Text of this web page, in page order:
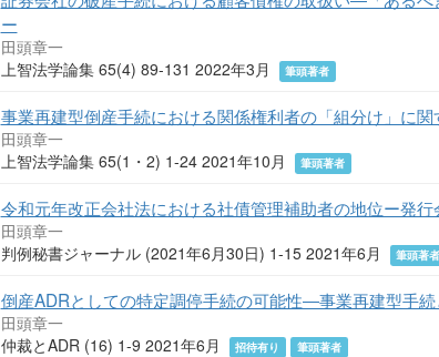
ー
田頭章一
上智法学論集 65(4) 89-131 2022年3月
筆頭著者
事業再建型倒産手続における関係権利者の「組分け」に関
田頭章一
上智法学論集 65(1・2) 1-24 2021年10月
筆頭著者
令和元年改正会社法における社債管理補助者の地位ー発
田頭章一
判例秘書ジャーナル (2021年6月30日) 1-15 2021年6月
筆頭著者
倒産ADRとしての特定調停手続の可能性―事業再建型手
田頭章一
仲裁とADR (16) 1-9 2021年6月
招待有り 筆頭著者